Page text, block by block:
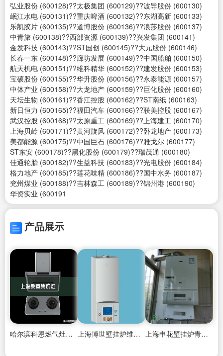
弘业股份 (600128)??太极集团 (600129)??波导股份 (600130)
岷江水电 (600131)??重庆啤酒 (600132)??东湖高新 (600133)
乐凯胶片 (600135)??道博股份 (600136)??浪莎股份 (600137)
中青旅 (600138)??西部资源 (600139)??兴发集团 (600141)
金发科技 (600143)??ST国创 (600145)??大元股份 (600146)
长春一东 (600148)??廊坊发展 (600149)??中国船舶 (600150)
航天机电 (600151)??维科精华 (600152)??建发股份 (600153)
宝硕股份 (600155)??华升股份 (600156)??永泰能源 (600157)
中体产业 (600158)??大龙地产 (600159)??巨化股份 (600160)
天坛生物 (600161)??香江控股 (600162)??ST南纸 (600163)
新日恒力 (600165)??福田汽车 (600166)??联美控股 (600167)
武汉控股 (600168)??太原重工 (600169)??上海建工 (600170)
上海贝岭 (600171)??黄河旋风 (600172)??卧龙地产 (600173)
美都能源 (600175)??中国巨石 (600176)??雅戈尔 (600177)
ST东安 (600178)??黑化股份 (600179)??瑞茂通 (600180)
佳通轮胎 (600182)??生益科技 (600183)??光电股份 (600184)
格力地产 (600185)??莲花味精 (600186)??国中水务 (600187)
兖州煤业 (600188)??吉林森工 (600189)??锦州港 (600190)
华资实业 (600191
产品展示
哈尔滨科恩燃气灶售后维修中心 上海博世壁挂炉维修售后服务中心, 上海申花壁挂炉青海西宁维修网站,